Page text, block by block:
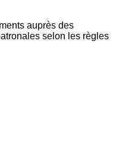
auprès des
selon les règles